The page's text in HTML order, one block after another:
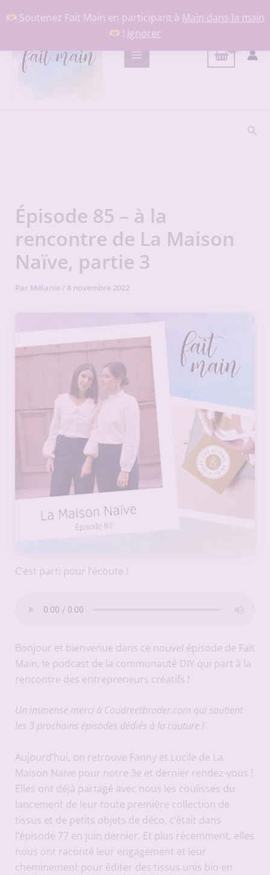
Soutenez Fait Main en participant à Main dans la main
! Ignorer
au
Épisode 85 – à la
rencontre de La Maison
Naïve, partie 3
Par Mélanie/ 8 novembre 2022
C’est parti pour l’écoute !
Bonjour et bienvenue dans ce nouvel épisode de Fait
Main, le podcast de la communauté DIY qui part à la
rencontre des entrepreneurs créatifs !
Un immense merci à Coudreetbroder.com qui soutient
les 3 prochains épisodes dédiés à la couture !
Aujourd’hui, on retrouve Fanny et Lucile de La
Maison Naïve pour notre 3e et dernier rendez-vous !
Elles ont déjà partagé avec nous les coulisses du
lancement de leur toute première collection de
tissus et de petits objets de déco, c’était dans
l’épisode 77 en juin dernier. Et plus récemment, elles
nous ont raconté leur engagement et leur
cheminement pour éditer des tissus unis bio en